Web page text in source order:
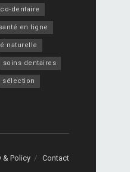
dentaire
santé en ligne
naturelle
soins dentaires
sélection
& Policy Contact